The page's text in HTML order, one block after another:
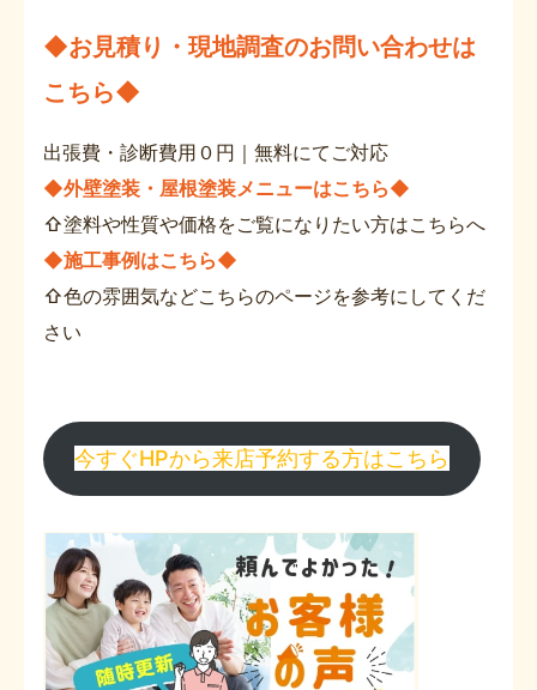
◆お見積り・現地調査のお問い合わせは
こちら◆
出張費・診断費用０円｜無料にてご対応
◆外壁塗装・屋根塗装メニューはこちら◆
⇧塗料や性質や価格をご覧になりたい方はこちらへ
◆施工事例はこちら◆
⇧色の雰囲気などこちらのページを参考にしてくだ
さい
今すぐHPから来店予約する方はこちら